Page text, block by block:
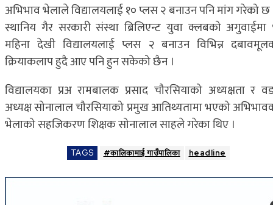
अभिभाव भेलाले विद्यालयलाई १० प्लस २ बनाउन पनि मांग गरेको छ
स्थानिय गैर सरकारी संस्था ब्रिलिएन्ट युवा क्लबको अगुवाईमा
महिना देखी विद्यालयलाई प्लस २ बनाउन विभिन्न
क्रियाकलाप हुदै आए पनि हुन सकेको छैन ।
विद्यालयका प्रअ रामबालक प्रसाद चौरसियाको अध्यक्षता र
अध्यक्ष सोनालाल चौरसियाको प्रमुख आतिथ्यतामा भएको
भेलाको सहजिकरण शिक्षक सोनालाल साहले गरेका थिए ।
TAGS #कालिकामाई गाउँपालिका headline